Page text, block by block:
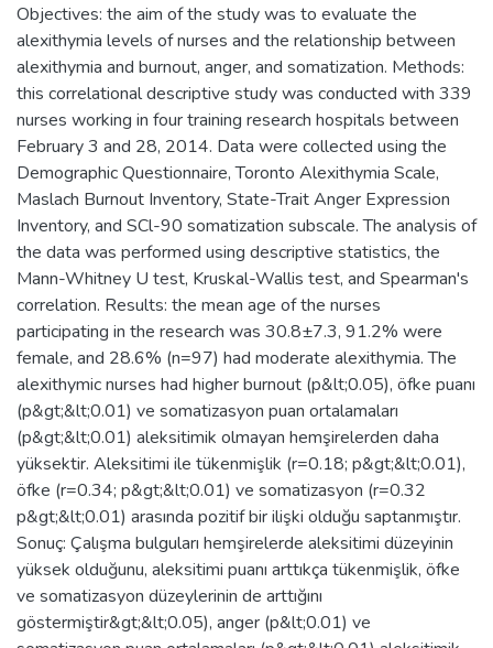
Objectives: the aim of the study was to evaluate the
alexithymia levels of nurses and the relationship between
alexithymia and burnout, anger, and somatization. Methods:
this correlational descriptive study was conducted with 339
nurses working in four training research hospitals between
February 3 and 28, 2014. Data were collected using the
Demographic Questionnaire, Toronto Alexithymia Scale,
Maslach Burnout Inventory, State-Trait Anger Expression
Inventory, and SCl-90 somatization subscale. The analysis of
the data was performed using descriptive statistics, the
Mann-Whitney U test, Kruskal-Wallis test, and Spearman's
correlation. Results: the mean age of the nurses
participating in the research was 30.8±7.3, 91.2% were
female, and 28.6% (n=97) had moderate alexithymia. The
alexithymic nurses had higher burnout (p&lt;0.05), öfke puanı
(p&gt;&lt;0.01) ve somatizasyon puan ortalamaları
(p&gt;&lt;0.01) aleksitimik olmayan hemşirelerden daha
yüksektir. Aleksitimi ile tükenmişlik (r=0.18; p&gt;&lt;0.01),
öfke (r=0.34; p&gt;&lt;0.01) ve somatizasyon (r=0.32
p&gt;&lt;0.01) arasında pozitif bir ilişki olduğu saptanmıştır.
Sonuç: Çalışma bulguları hemşirelerde aleksitimi düzeyinin
yüksek olduğunu, aleksitimi puanı arttıkça tükenmişlik, öfke
ve somatizasyon düzeylerinin de arttığını
göstermiştir&gt;&lt;0.05), anger (p&lt;0.01) ve